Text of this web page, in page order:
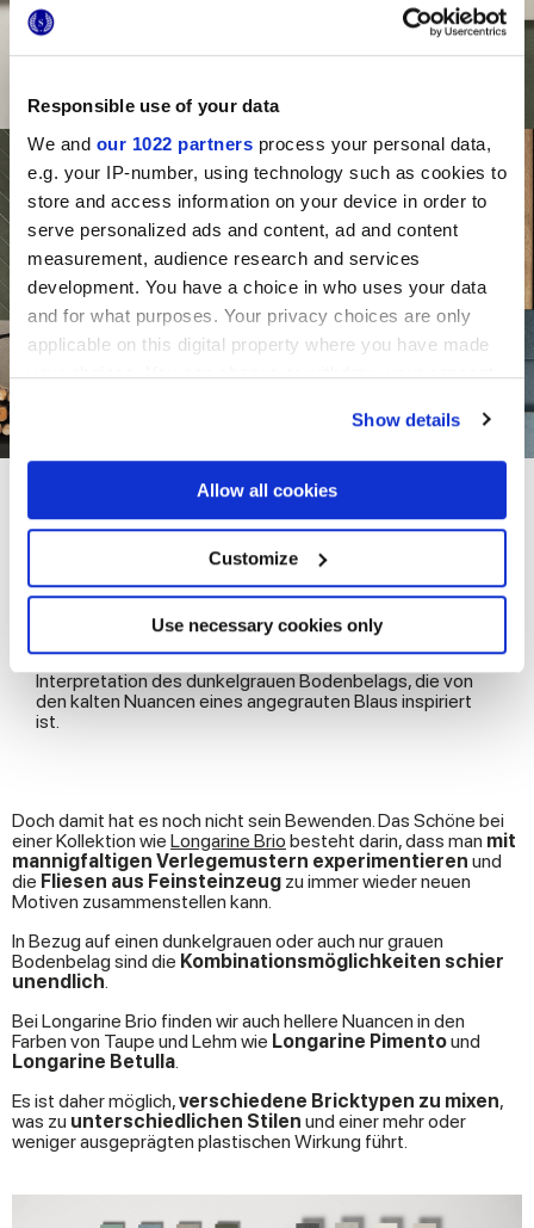
Responsible use of your data
We and our 1022 partners process your personal data,
e.g. your IP-number, using technology such as cookies to
store and access information on your device in order to
serve personalized ads and content, ad and content
measurement, audience research and services
development. You have a choice in who uses your data
and for what purposes. Your privacy choices are only
applicable on this digital property where you have made
your choices. You can change or withdraw your consent
If you allow, we would also like to:
Collect information about your geographical
location which can be accurate to within several
Identify your device by actively scanning it for
specific characteristics (fingerprinting)
Find out more about how your personal data is processed
and set your preferences in thedetails section.
We use cookies to personalise content and ads, to
provide social media features and to analyse our traffic.
may combine it with other information that you’ve
provided to them or that they’ve collected from your use
of their services.
Show details
Allow all cookies
Customize
Use necessary cookies only
weicheren Dunkelgrauwünscht, in dem die Farben
mediterraner Macchia-Vegetation anklingen, dann ist
Longarine Brio Mirtodie richtige Wahl.
hingegen beschert
winterlichere, anthrazitfarbene Schattierungen in einer
Interpretation des dunkelgrauen Bodenbelags, die von
den kalten Nuancen eines angegrauten Blaus inspiriert
ist.
Doch damit hat es noch nicht sein Bewenden. Das Schöne bei
einer Kollektion wie Longarine Brio besteht darin, dass man mit
mannigfaltigen Verlegemustern experimentieren und
die Fliesen aus Feinsteinzeug zu immer wieder neuen
Motiven zusammenstellen kann.
In Bezug auf einen dunkelgrauen oder auch nur grauen
Bodenbelag sind die Kombinationsmöglichkeiten schier
unendlich.
Bei Longarine Brio finden wir auch hellere Nuancen in den
Farben von Taupe und Lehm wie Longarine Pimentound
Longarine Betulla.
Es ist daher möglich,verschiedene Bricktypen zu mixen,
was zu unterschiedlichen Stilen und einer mehr oder
weniger ausgeprägten plastischen Wirkung führt.